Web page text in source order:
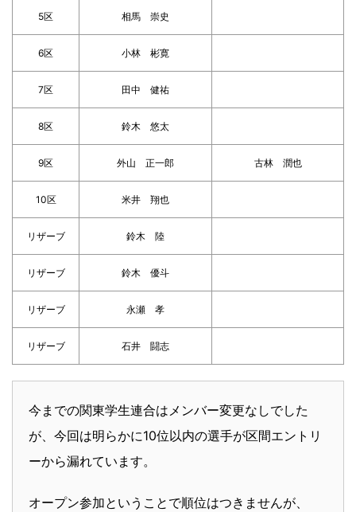
5区 相馬 崇史
6区 小林 彬寛
7区 田中 健祐
8区 鈴木 悠太
9区 外山 正一郎 古林 潤也
10区 米井 翔也
リザーブ 鈴木 陸
リザーブ 鈴木 優斗
リザーブ 永瀬 孝
リザーブ 石井 闘志
今までの関東学生連合はメンバー変更なしでした
が、今回は明らかに10位以内の選手が区間エントリ
ーから漏れています。
オープン参加ということで順位はつきませんが、